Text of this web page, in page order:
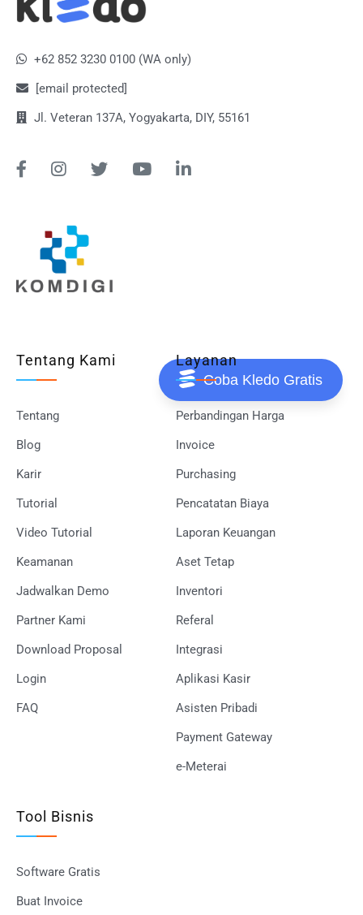
Coba Kledo Gratis
+62 852 3230 0100 (WA only)
[email protected]
Jl. Veteran 137A, Yogyakarta, DIY, 55161
Tentang Kami
Tentang
Blog
Karir
Tutorial
Video Tutorial
Keamanan
Jadwalkan Demo
Partner Kami
Download Proposal
Login
FAQ
Layanan
Perbandingan Harga
Invoice
Purchasing
Pencatatan Biaya
Laporan Keuangan
Aset Tetap
Inventori
Referal
Integrasi
Aplikasi Kasir
Asisten Pribadi
Payment Gateway
e-Meterai
Tool Bisnis
Software Gratis
Buat Invoice